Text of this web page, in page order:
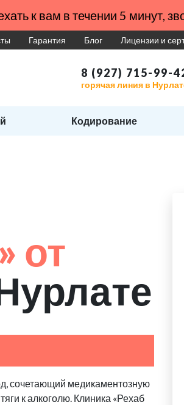
к вам в течении 5 минут,
Гарантия Блог Лицензии и
8 (927) 715-99-
горячая линия в
Кодирование
от
сочетающий медикаментозную
к алкоголю. Клиника «Рехаб